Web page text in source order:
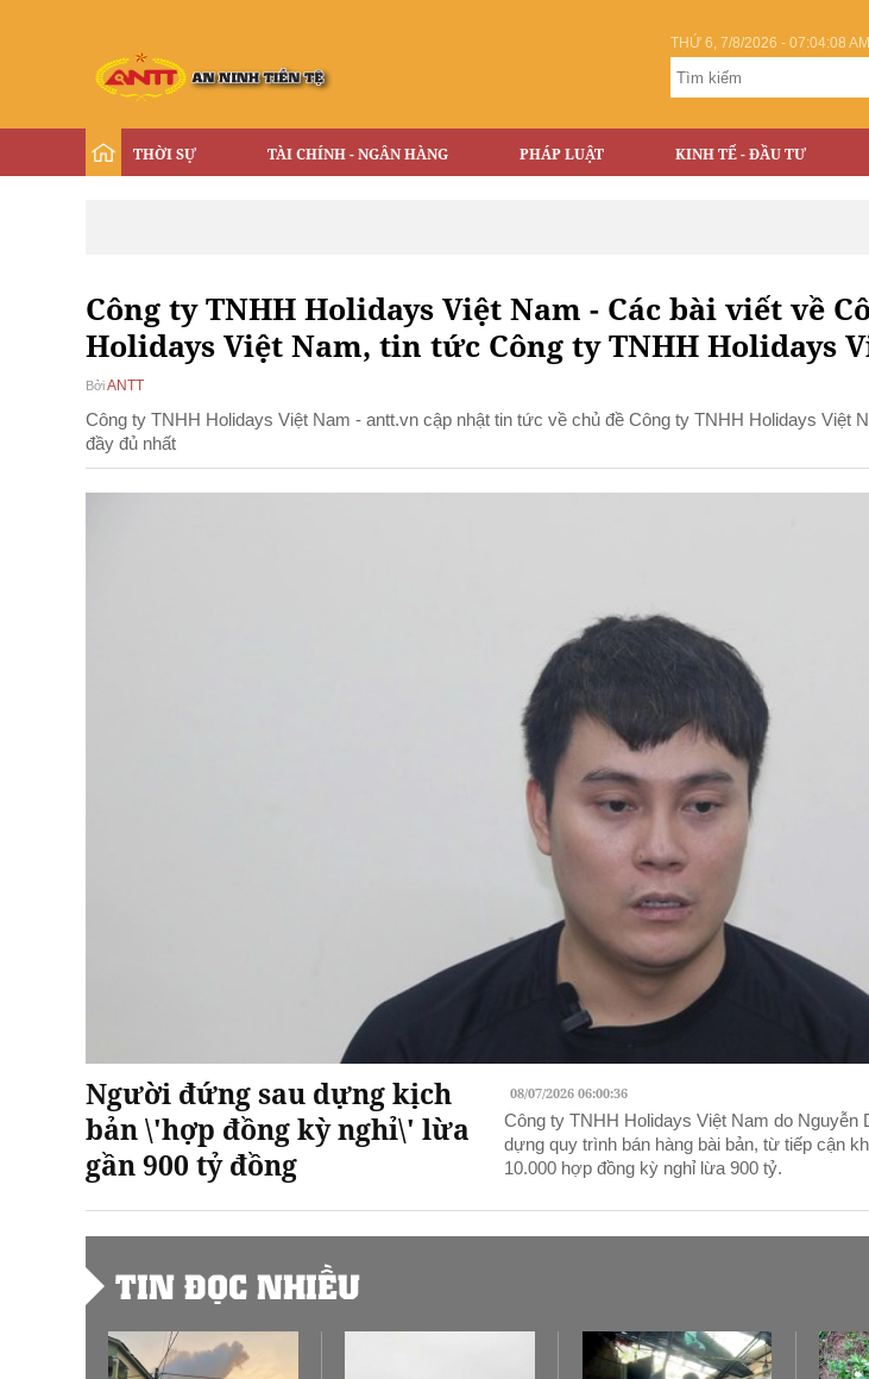
THỨ 6, 7/8/2026 - 07:04:09 AM
THỜI SỰ TÀI CHÍNH - NGÂN HÀNG PHÁP LUẬT KINH TẾ - ĐẦU TƯ
Công ty TNHH Holidays Việt Nam - Các bài viết về
Holidays Việt Nam, tin tức Công ty TNHH Holidays
BởiANTT
Công ty TNHH Holidays Việt Nam - antt.vn cập nhật tin tức về chủ đề Công ty TNHH Holidays Việt
đầy đủ nhất
Người đứng sau dựng kịch
bản \'hợp đồng kỳ nghỉ\' lừa
gần 900 tỷ đồng
08/07/2026 06:00:36
Công ty TNHH Holidays Việt Nam do Nguyễn
dựng quy trình bán hàng bài bản, từ tiếp cận
10.000 hợp đồng kỳ nghỉ lừa 900 tỷ.
TIN ĐỌC NHIỀU